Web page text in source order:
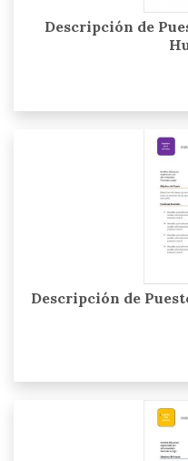
Descripción de
Descripción de